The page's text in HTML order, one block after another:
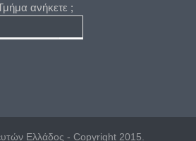
ανήκετε ;
Ελλάδος - Copyright 2015.